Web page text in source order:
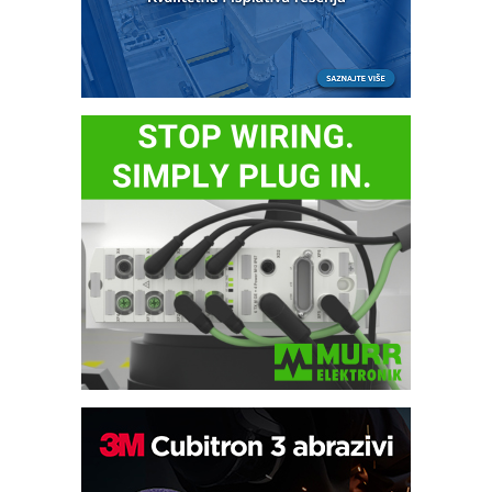
IB BLUMENAUER - više od 40 godina
poverenja u industriji
RMQ-TITAN ADVANCED INDICATOR